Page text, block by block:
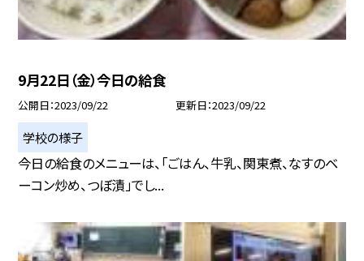
9月22日（金）今日の給食
公開日 2023/09/22 更新日 2023/09/22
学校の様子
今日の給食のメニューは、「ごはん、牛乳、関東煮、なすのベ
ーコン炒め、つぼ漬」でし...